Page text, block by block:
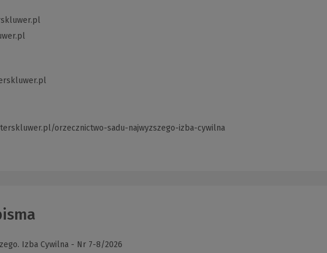
strony)
orzecznictwo-sadu-najwyzszego-izba-cywilna
Izba Cywilna - Nr 7-8/2026